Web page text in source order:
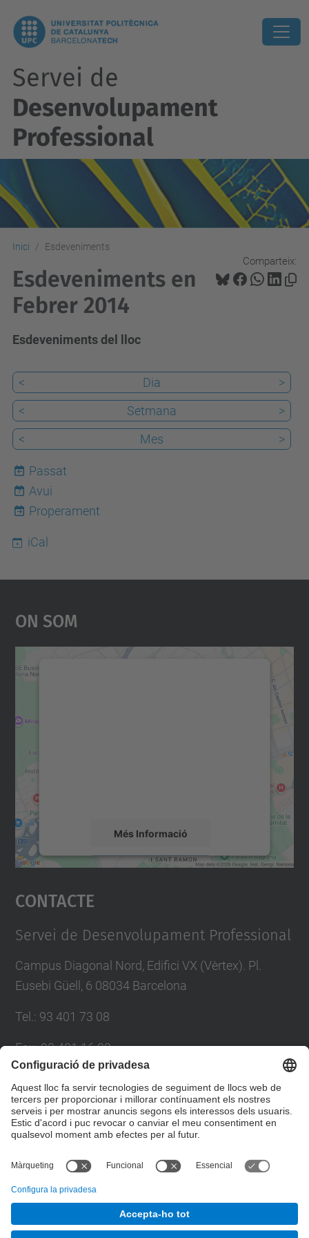
Servei de
Desenvolupament
Professional
Inici Esdeveniments
Comparteix:
Esdeveniments en
Febrer 2014
Esdeveniments del lloc
< Dia
>
<
Setmana
>
<
Mes >
Passat
7
Avui
Properament
iCal
On Som
Més Informació
Accepta
powered by
Contacte
Servei de Desenvolupament Professional
Campus Diagonal Nord, Edifici VX (Vèrtex). Pl.
Eusebi Güell, 6 08034 Barcelona
Tel. : 93 401 73 08
Fax:93 401 16 22
Directori UPC
Formulari de contacte
Servei de Desenvolupament Professional. SDP.